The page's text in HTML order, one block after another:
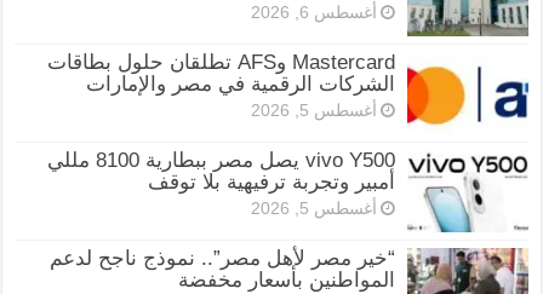
أغسطس 6, 2026
Mastercard وAFS تطلقان حلول بطاقات
الشركات الرقمية في مصر والإمارات
أغسطس 5, 2026
vivo Y500 يصل مصر ببطارية 8100 مللي
أمبير وتجربة ترفيهية بلا توقف
أغسطس 5, 2026
“خير مصر لأهل مصر”.. نموذج ناجح لدعم
المواطنين بأسعار مخفضة